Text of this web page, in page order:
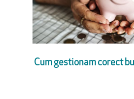
Cum gestionam corect